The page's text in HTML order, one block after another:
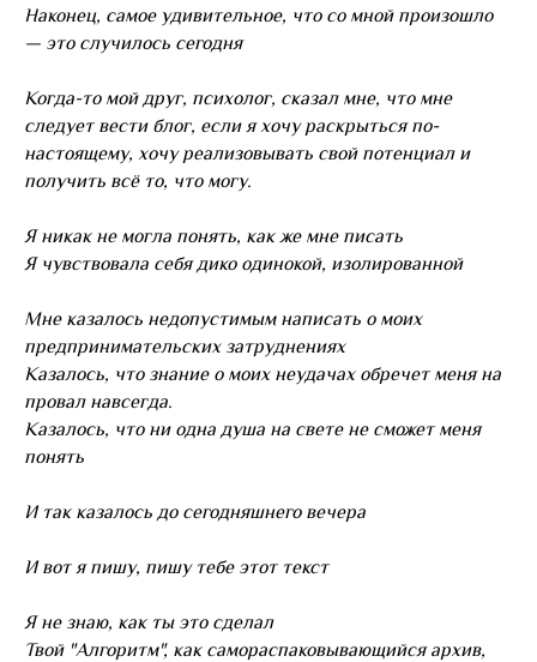
Наконец, самое удивительное, что со мной произошло
— это случилось сегодня
Когда-то мой друг, психолог, сказал мне, что мне
следует вести блог, если я хочу раскрыться по-
настоящему, хочу реализовывать свой потенциал и
получить всё то, что могу.
Я никак не могла понять, как же мне писать
Я чувствовала себя дико одинокой, изолированной
Мне казалось недопустимым написать о моих
предпринимательских затруднениях
Казалось, что знание о моих неудачах обречет меня на
провал навсегда.
Казалось, что ни одна душа на свете не сможет меня
понять
И так казалось до сегодняшнего вечера
И вот я пишу, пишу тебе этот текст
Я не знаю, как ты это сделал
Твой "Алгоритм", как самораспаковывающийся архив,